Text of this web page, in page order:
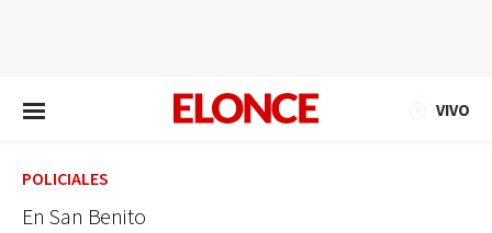
VIVO
POLICIALES
En San Benito